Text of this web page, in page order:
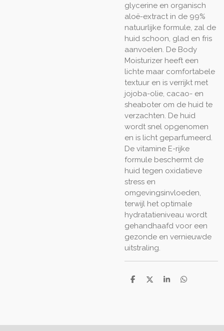
glycerine en organisch
aloë-extract in de 99%
natuurlijke formule, zal de
huid schoon, glad en fris
aanvoelen. De Body
Moisturizer heeft een
lichte maar comfortabele
textuur en is verrijkt met
jojoba-olie, cacao- en
sheaboter om de huid te
verzachten. De huid
wordt snel opgenomen
en is licht geparfumeerd.
De vitamine E-rijke
formule beschermt de
huid tegen oxidatieve
stress en
omgevingsinvloeden,
terwijl het optimale
hydratatieniveau wordt
gehandhaafd voor een
gezonde en vernieuwde
uitstraling.
D
D
S
D